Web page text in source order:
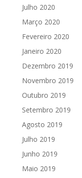
Julho 2020
Março 2020
Fevereiro 2020
Janeiro 2020
Dezembro 2019
Novembro 2019
Outubro 2019
Setembro 2019
Agosto 2019
Julho 2019
Junho 2019
Maio 2019